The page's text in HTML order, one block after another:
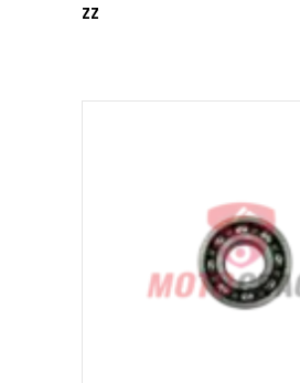
ZZ
AÑADIR AL CARRITO